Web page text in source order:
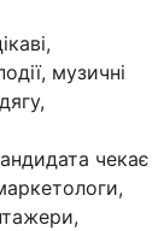
музичні
чекає